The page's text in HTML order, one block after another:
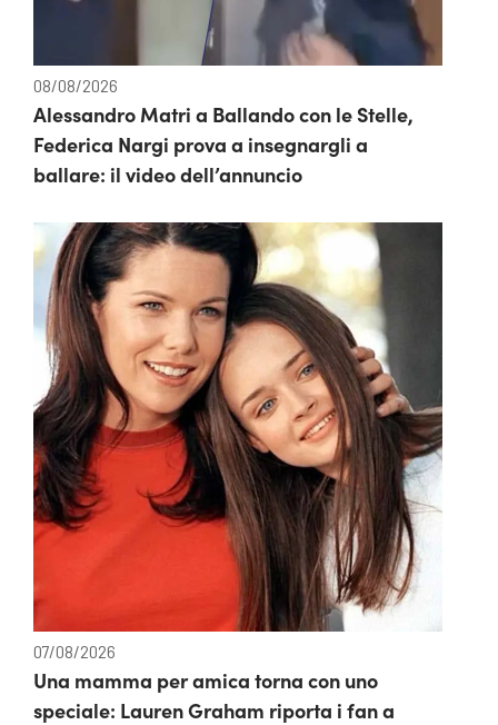
08/08/2026
Alessandro Matri a Ballando con le Stelle,
Federica Nargi prova a insegnargli a
ballare: il video dell’annuncio
07/08/2026
Una mamma per amica torna con uno
speciale: Lauren Graham riporta i fan a